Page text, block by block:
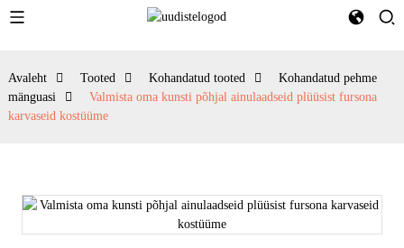
Avaleht Tooted Kohandatud tooted
Kohandatud pehme
mänguasi
Valmista oma kunsti põhjal ainulaadseid plüüsist fursona
karvaseid kostüüme